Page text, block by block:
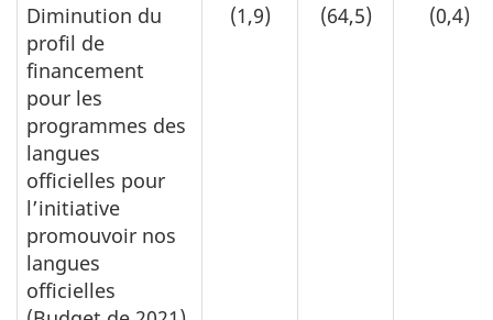
Diminution du
profil de
financement
pour les
programmes des
langues
officielles pour
l’initiative
promouvoir nos
langues
officielles
(1,9) (64,5) (0,4)